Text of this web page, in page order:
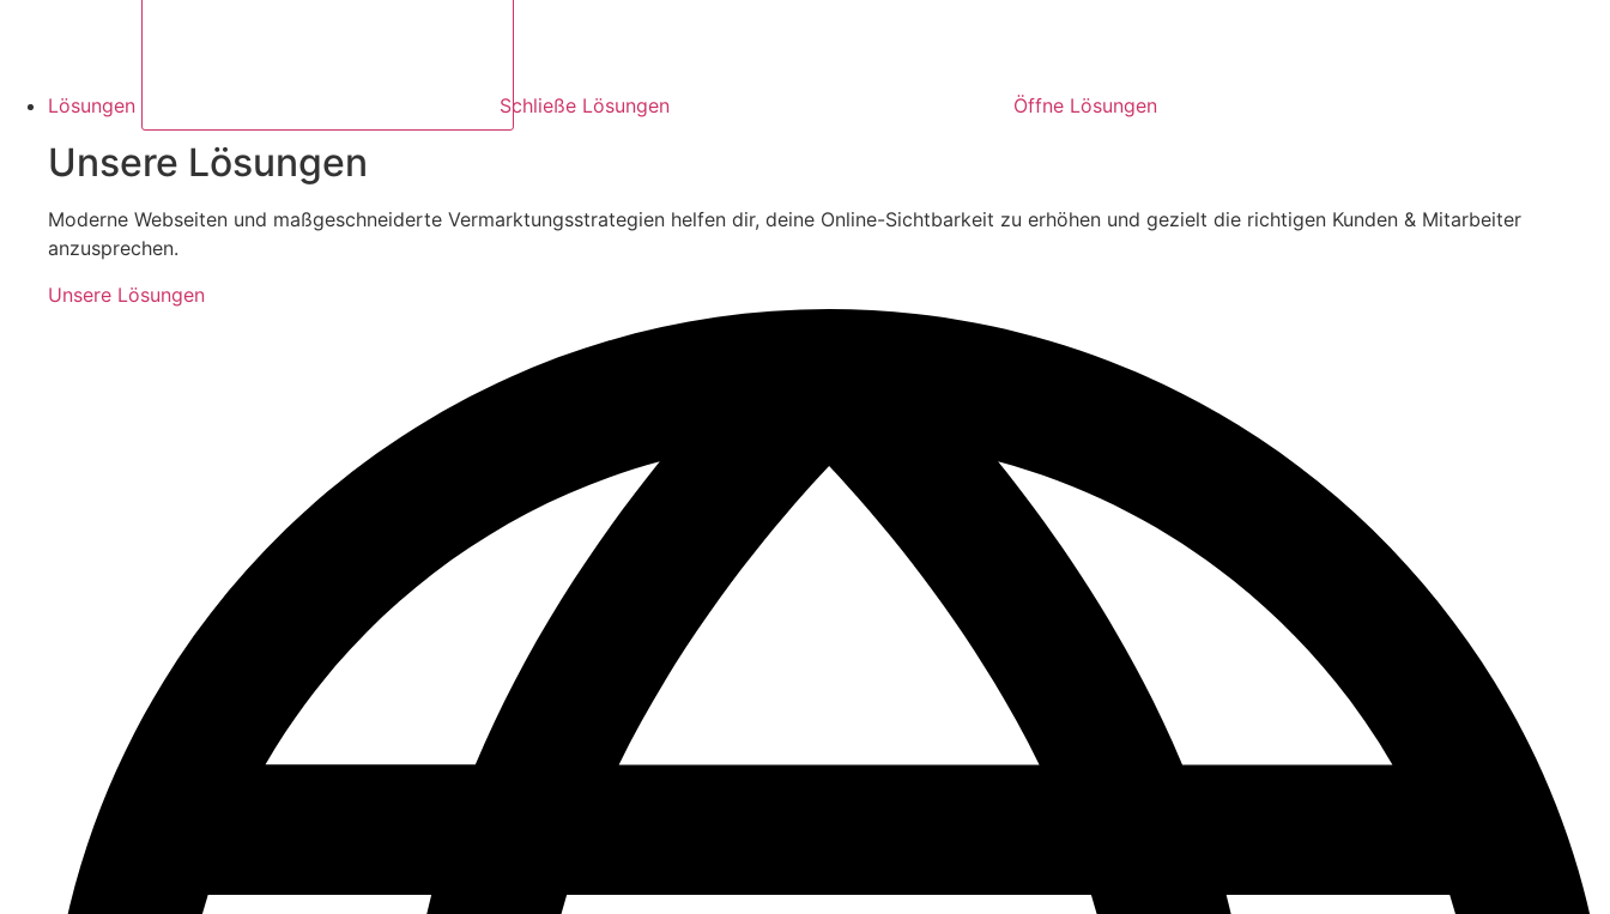
Lösungen Schließe Lösungen Öffne Lösungen
Unsere Lösungen
Moderne Webseiten und maßgeschneiderte Vermarktungsstrategien helfen dir, deine Online-Sichtbarkeit zu erhöhen und gezielt die richtigen Kunden & Mitarbeiter
anzusprechen.
Unsere Lösungen